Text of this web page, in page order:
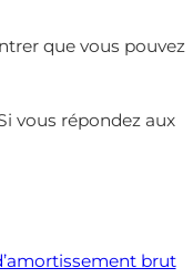
que vous pouvez
vous répondez aux
brut